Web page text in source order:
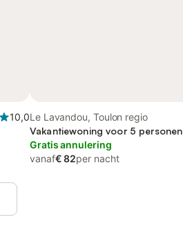
10,0Le Lavandou, Toulon regio
Vakantiewoning voor 5 personen
Gratis annulering
vanaf€ 82per nacht